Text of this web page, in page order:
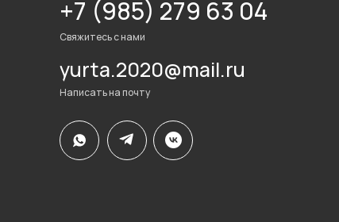
Написать на почту
Свяжитесь с нами
yurta.2020@mail.ru
+7 (985) 279 63 04